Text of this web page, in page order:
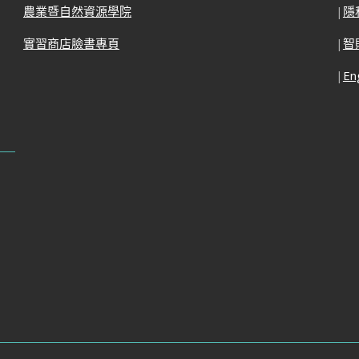
農業暨自然資源學院
實習商店臉書專頁
| 隱
| 智
|